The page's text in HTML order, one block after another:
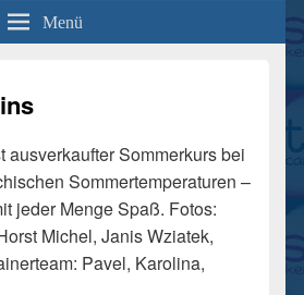
und Urlaub in Tschechien
Menü
ausverkaufter Sommerkurs bei
Sommertemperaturen –
jeder Menge Spaß. Fotos:
Michel, Janis Wziatek,
Pavel, Karolina,